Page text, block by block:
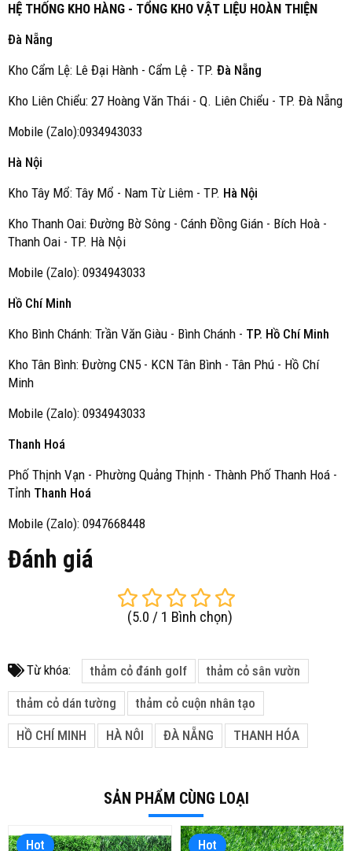
HỆ THỐNG KHO HÀNG - TỔNG KHO VẬT LIỆU HOÀN THIỆN
Đà Nẵng
Kho Cẩm Lệ: Lê Đại Hành - Cẩm Lệ - TP. Đà Nẵng
Kho Liên Chiểu: 27 Hoàng Văn Thái - Q. Liên Chiểu - TP. Đà Nẵng
Mobile (Zalo):0934943033
Hà Nội
Kho Tây Mổ: Tây Mổ - Nam Từ Liêm - TP. Hà Nội
Kho Thanh Oai: Đường Bờ Sông - Cánh Đồng Gián - Bích Hoà -
Thanh Oai - TP. Hà Nội
Mobile (Zalo): 0934943033
Hồ Chí Minh
Kho Bình Chánh: Trần Văn Giàu - Bình Chánh - TP. Hồ Chí Minh
Kho Tân Bình: Đường CN5 - KCN Tân Bình - Tân Phú - Hồ Chí
Minh
Mobile (Zalo): 0934943033
Thanh Hoá
Phố Thịnh Vạn - Phường Quảng Thịnh - Thành Phố Thanh Hoá -
Tỉnh Thanh Hoá
Mobile (Zalo): 0947668448
Đánh giá
(5.0 / 1 Bình chọn)
Từ khóa: thảm cỏ đánh golf thảm cỏ sân vườn
thảm cỏ dán tường thảm cỏ cuộn nhân tạo
HỒ CHÍ MINH HÀ NÔI ĐÀ NẴNG THANH HÓA
SẢN PHẨM CÙNG LOẠI
Hot Hot